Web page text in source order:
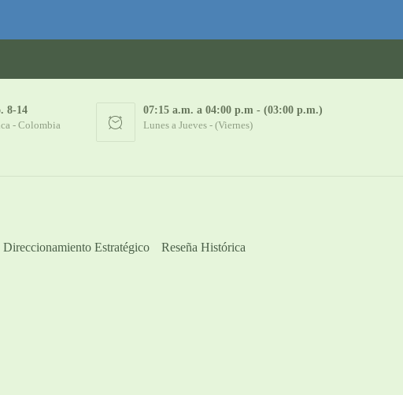
8-14
- Colombia
07:15 a.m. a 04:00 p.m - (03:00 p.m.)
Lunes a Jueves - (Viernes)
Direccionamiento Estratégico Reseña Histórica